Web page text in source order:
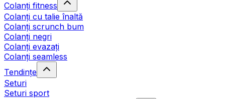
Colanți fitness
Colanți cu talie înaltă
Colanți scrunch bum
Colanți negri
Colanți evazați
Colanți seamless
Tendințe
Seturi
Seturi sport